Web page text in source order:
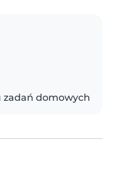
zadań domowych